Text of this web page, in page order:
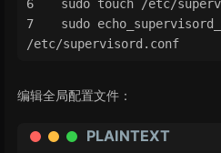
sudo touch /etc/
sudo
/etc/supervisord.conf
编辑全局配置文件：
PLAINTEXT